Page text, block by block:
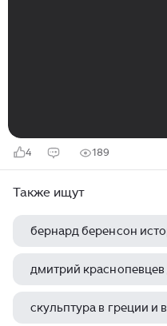
4 189
Также ищут
скульптура в греции и